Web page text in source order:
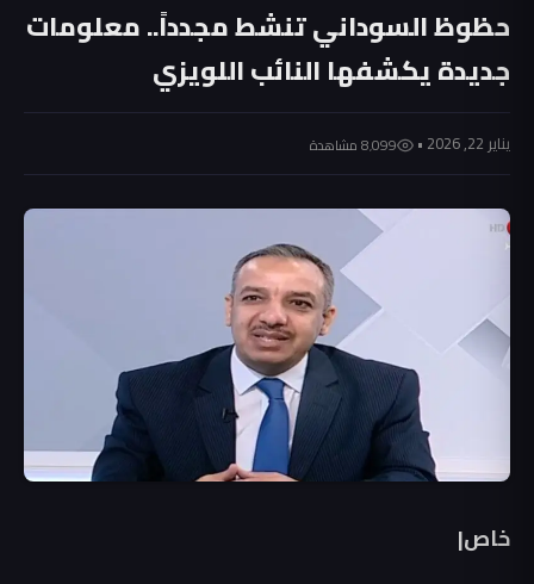
حظوظ السوداني تنشط مجدداً.. معلومات
جديدة يكشفها النائب اللويزي
يناير 22, 2026 • 8٬099 مشاهدة
خاص|